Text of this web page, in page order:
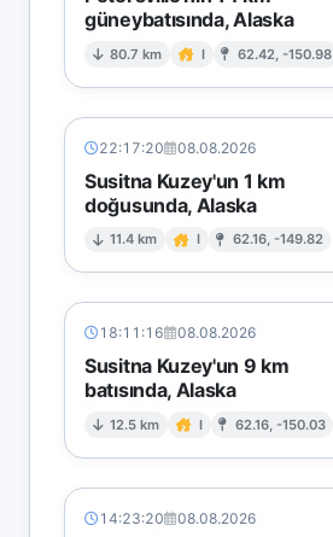
güneybatısında, Alaska
80.7 km I 62.42, -150.98
22:17:20 08.08.2026
Susitna Kuzey'un 1 km
doğusunda, Alaska
11.4 km I 62.16, -149.82
18:11:16 08.08.2026
Susitna Kuzey'un 9 km
batısında, Alaska
12.5 km I 62.16, -150.03
14:23:20 08.08.2026